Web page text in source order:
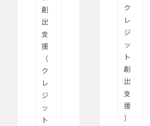
創
出
支
援
（
ク
レ
ジ
ッ
ト
ク
レ
ジ
ッ
ト
創
出
支
援
）